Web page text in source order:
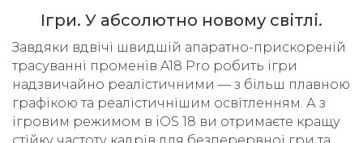
Ігри. У абсолютно новому світлі.
Завдяки вдвічі швидшій апаратно-прискореній
трасуванні променів A18 Pro робить ігри
надзвичайно реалістичними — з більш плавною
графікою та реалістичнішим освітленням. А з
ігровим режимом в iOS 18 ви отримаєте кращу